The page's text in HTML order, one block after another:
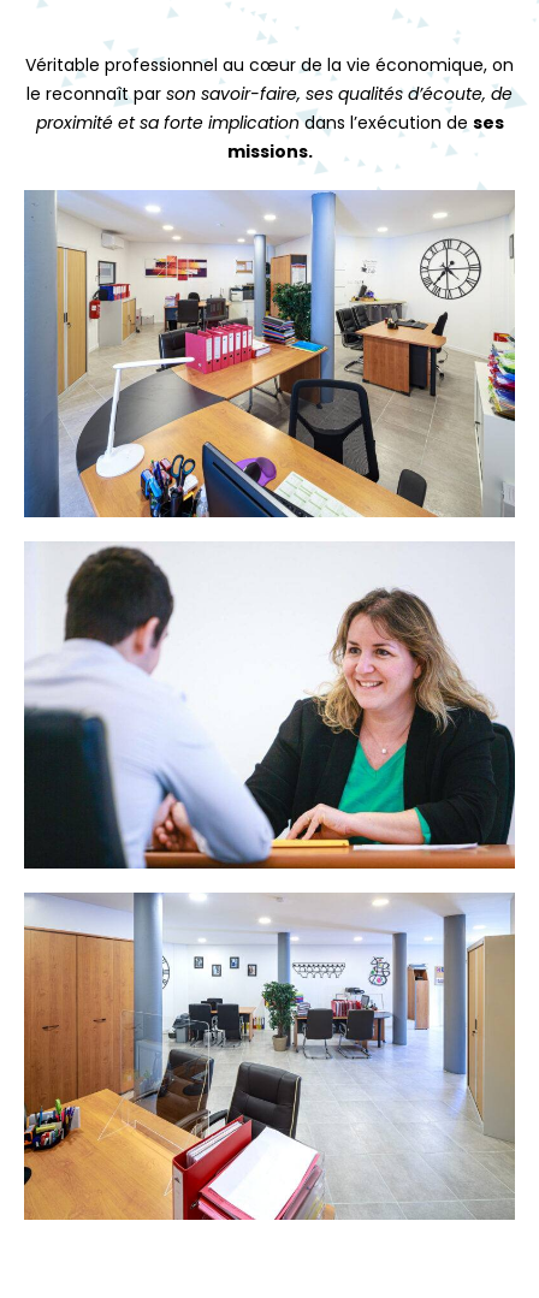
Véritable professionnel au cœur de la vie économique, on
le reconnaît par son savoir-faire, ses qualités d’écoute, de
proximité et sa forte implicationdans l’exécution de ses
missions.